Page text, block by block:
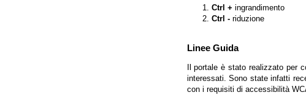
Ctrl + ingrandimento
Ctrl -riduzione
Linee Guida
Il portale è stato realizzato per
interessati. Sono state infatti
con i requisiti di accessibilità